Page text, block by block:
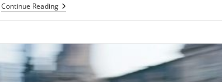
Continue Reading